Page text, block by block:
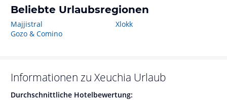
Beliebte Urlaubsregionen
Majjistral
Gozo & Comino
Xlokk
Informationen zu Xeuchia Urlaub
Durchschnittliche Hotelbewertung: